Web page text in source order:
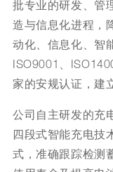
批专业的研发、管
造与信息化进程，
动化、信息化、智
ISO9001、
家的安规认证，建
公司自主研发的充
四段式智能充电技
式，准确跟踪检测